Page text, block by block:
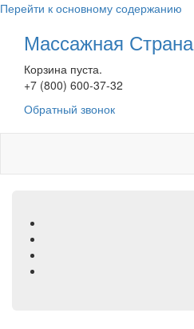
Перейти к основному содержанию
Массажная Страна
Корзина пуста.
+7 (800) 600-37-32
Обратный звонок